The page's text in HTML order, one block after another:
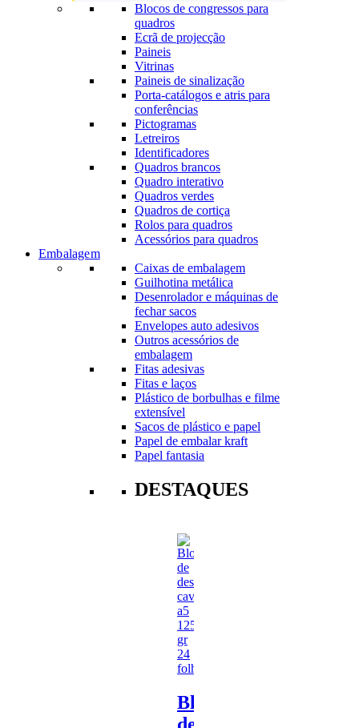
Blocos de congressos para
quadros
Ecrã de projecção
Paineis
Vitrinas
Paineis de sinalização
Porta-catálogos e atris para
conferências
Pictogramas
Letreiros
Identificadores
Quadros brancos
Quadro interativo
Quadros verdes
Quadros de cortiça
Rolos para quadros
Acessórios para quadros
Embalagem
Caixas de embalagem
Guilhotina metálica
Desenrolador e máquinas de
fechar sacos
Envelopes auto adesivos
Outros acessórios de
embalagem
Fitas adesivas
Fitas e laços
Plástico de borbulhas e filme
extensível
Sacos de plástico e papel
Papel de embalar kraft
Papel fantasia
DESTAQUES
Bloco
de